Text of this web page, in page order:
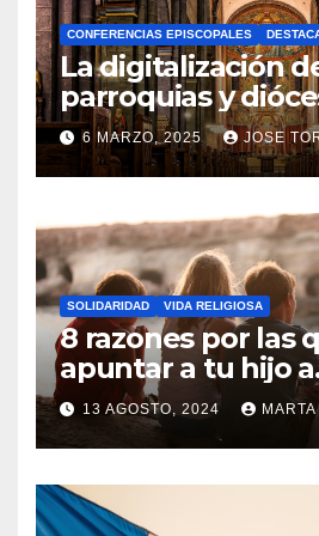
CONFERENCIAS EPISCOPALES
La digitalización
parroquias y
realidad ya para
la Iglesia
6 MARZO, 2025 JOSE
SOLIDARIDAD VIDA RELIGIOSA
8 razones por las
apuntar a tu hijo a
Catequesis
13 AGOSTO, 2024